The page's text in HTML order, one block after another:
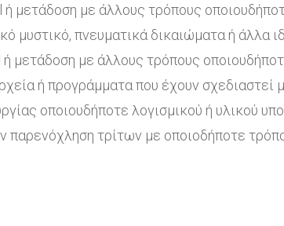
μετάδοση με άλλους τρόπους
μυστικό, πνευματικά δικαιώματα ή άλλα
μετάδοση με άλλους τρόπους
ή προγράμματα που έχουν σχεδιαστεί
οποιουδήποτε λογισμικού ή υλικού
τρίτων με οποιοδήποτε